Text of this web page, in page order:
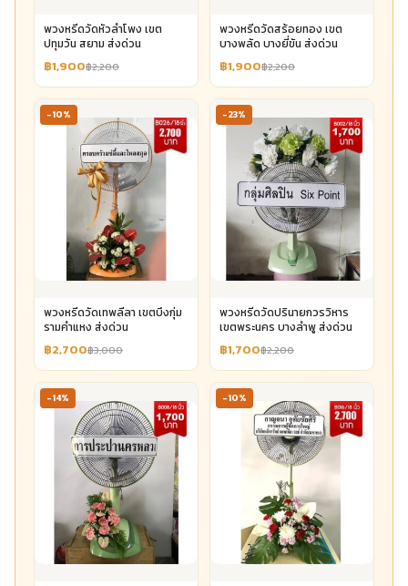
พวงหรีดวัดหัวลำโพง เขต
ปทุมวัน สยาม ส่งด่วน
฿1,900฿2,200
พวงหรีดวัดสร้อยทอง เขต
บางพลัด บางยี่ขัน ส่งด่วน
฿1,900฿2,200
-10%
พวงหรีดวัดเทพลีลา เขตบึงกุ่ม
รามคำแหง ส่งด่วน
฿2,700฿3,000
-23%
พวงหรีดวัดปรินายกวรวิหาร
เขตพระนคร บางลำพู ส่งด่วน
฿1,700฿2,200
-14% -10%